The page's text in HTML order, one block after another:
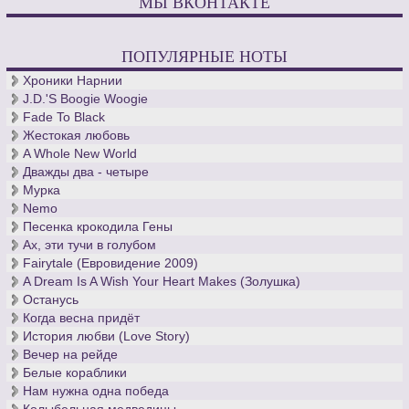
ПОПУЛЯРНЫЕ НОТЫ
Хроники Нарнии
J.D.'S Boogie Woogie
Fade To Black
Жестокая любовь
A Whole New World
Дважды два - четыре
Мурка
Nemo
Песенка крокодила Гены
Ах, эти тучи в голубом
Fairytale (Евровидение 2009)
A Dream Is A Wish Your Heart Makes (Золушка)
Останусь
Когда весна придёт
История любви (Love Story)
Вечер на рейде
Белые кораблики
Нам нужна одна победа